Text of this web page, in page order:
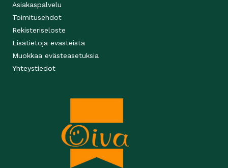
Asiakaspalvelu
Toimitusehdot
Rekisteriseloste
Lisätietoja evästeistä
Muokkaa evästeasetuksia
Yhteystiedot